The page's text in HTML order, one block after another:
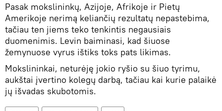
Pasak mokslininkų, Azijoje, Afrikoje ir Pietų
Amerikoje nerimą keliančių rezultatų nepastebima,
tačiau ten jiems teko tenkintis negausiais
duomenimis. Levin baiminasi, kad šiuose
žemynuose vyrus ištiks toks pats likimas.
Mokslininkai, neturėję jokio ryšio su šiuo tyrimu,
aukštai įvertino kolegų darbą, tačiau kai kurie palaikė
jų išvadas skubotomis.